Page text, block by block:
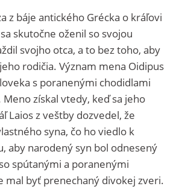
z báje antického Grécka o kráľovi
skutočne oženil so svojou
svojho otca, a to bez toho, aby
rodičia. Význam mena Oidipus
s poranenými chodidlami
získal vtedy, keď sa jeho
Laios z veštby dozvedel, že
syna, čo ho viedlo k
aby narodený syn bol odnesený
spútanými a poranenými
mal byť prenechaný divokej zveri.